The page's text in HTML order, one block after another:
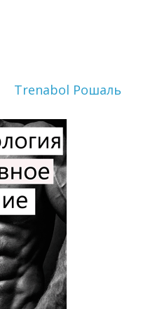
Trenabol Рошаль